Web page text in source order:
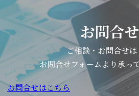
お問合せ
ご相談・お問合せ
お問合せフォームより承っ
お問合せはこちら